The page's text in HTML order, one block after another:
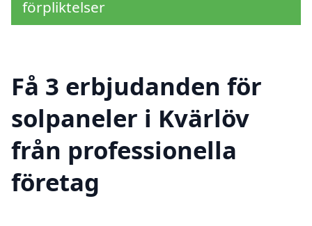
förpliktelser
Få 3 erbjudanden för
solpaneler i Kvärlöv
från professionella
företag